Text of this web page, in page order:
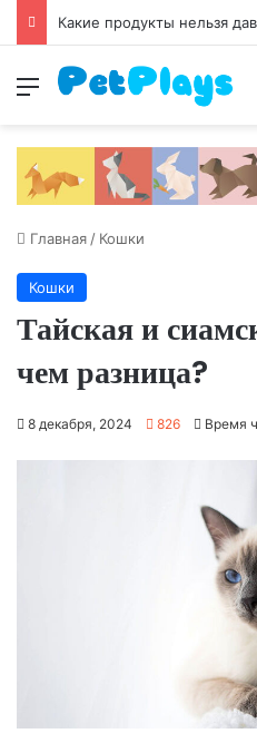
Чумка у собак
Меню
Главная / Кошки
Кошки
Тайская и
чем разница?
8 декабря, 2024 826 Время